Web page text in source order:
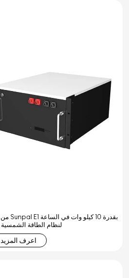
لنظام الطاقة الشمسية 48 فولت
اعرف المزيد